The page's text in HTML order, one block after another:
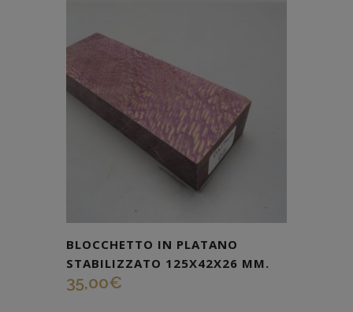
BLOCCHETTO IN PLATANO
STABILIZZATO 125X42X26 MM.
35,00€